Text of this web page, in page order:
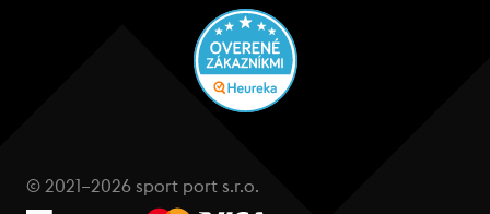
© 2021–2026 sport port s.r.o.